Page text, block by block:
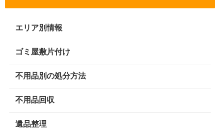
エリア別情報
ゴミ屋敷片付け
不用品別の処分方法
不用品回収
遺品整理